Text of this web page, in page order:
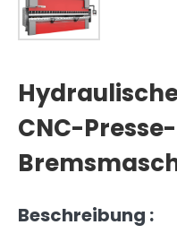
CNC-Presse-
Beschreibung :